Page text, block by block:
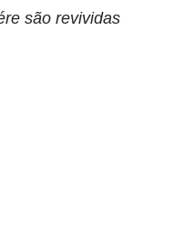
são revividas